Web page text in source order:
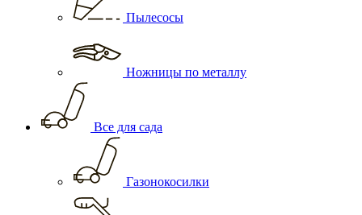
Пылесосы
Ножницы по металлу
Все для сада
Газонокосилки